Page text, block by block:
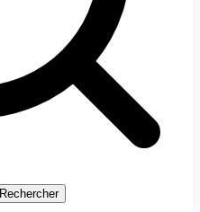
Rechercher